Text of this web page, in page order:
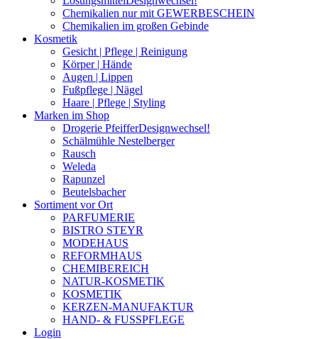
Chemikalien nur mit GEWERBESCHEIN
Chemikalien im großen Gebinde
Kosmetik
Gesicht | Pflege | Reinigung
Körper | Hände
Augen | Lippen
Fußpflege | Nägel
Haare | Pflege | Styling
Marken im Shop
Drogerie PfeifferDesignwechsel!
Schälmühle Nestelberger
Rausch
Weleda
Rapunzel
Beutelsbacher
Sortiment vor Ort
PARFUMERIE
BISTRO STEYR
MODEHAUS
REFORMHAUS
CHEMIBEREICH
NATUR-KOSMETIK
KOSMETIK
KERZEN-MANUFAKTUR
HAND- & FUSSPFLEGE
Login